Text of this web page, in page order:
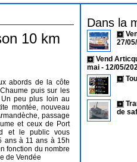
10 km
abords de la côte
puis sur les
peu plus loin au
montée, nouveau
passage
et ceux de Port
et le public vous
ans à 11 ans à 15h
fonction du nombre
de Vendée
Dans la
27/
Vend
mai - 12/05/
de